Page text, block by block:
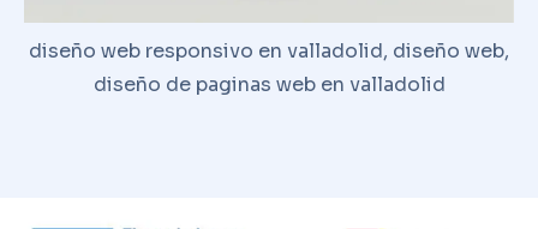
diseño web responsivo en valladolid, diseño web,
diseño de paginas web en valladolid